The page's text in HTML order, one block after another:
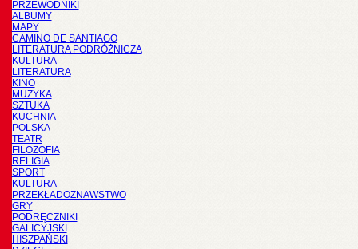
PRZEWODNIKI
ALBUMY
MAPY
CAMINO DE SANTIAGO
LITERATURA PODRÓŻNICZA
KULTURA
LITERATURA
KINO
MUZYKA
SZTUKA
KUCHNIA
POLSKA
TEATR
FILOZOFIA
RELIGIA
SPORT
KULTURA
PRZEKŁADOZNAWSTWO
GRY
PODRĘCZNIKI
GALICYJSKI
HISZPAŃSKI